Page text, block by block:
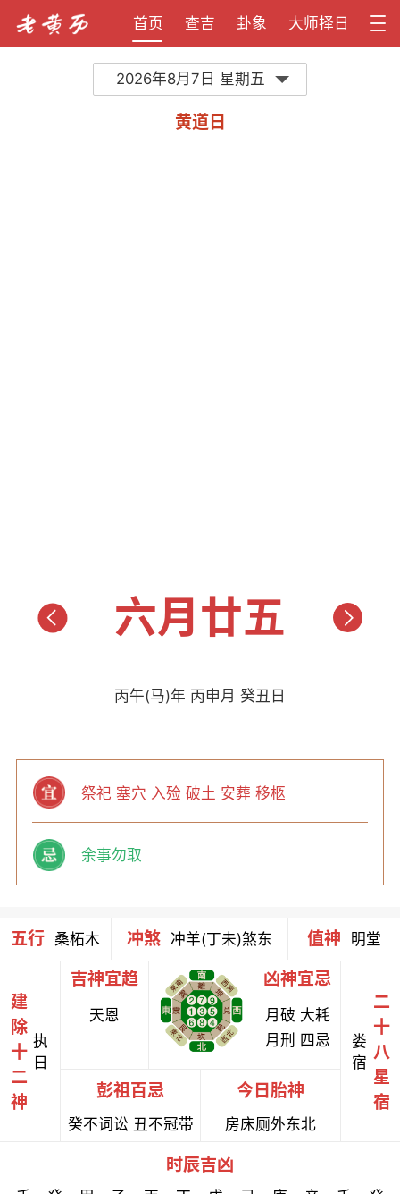
首页 查吉 卦象 大师择日
2026年8月7日 星期五
黄道日
六月廿五
丙午(马)年 丙申月 癸丑日
祭祀 塞穴 入殓 破土 安葬 移柩
余事勿取
五行 桑柘木 冲煞 冲羊(丁未)煞东 值神 明堂
建
除
十
二
神
执
日
吉神宜趋
天恩
凶神宜忌
月破 大耗
月刑 四忌
彭祖百忌
癸不词讼 丑不冠带
今日胎神
房床厕外东北
娄
宿
二
十
八
星
宿
时辰吉凶